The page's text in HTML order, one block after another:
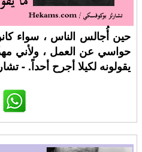
حين أُجالس الناس ، سواء
حواسي عن العمل ، ولأني
يقولونه لكيلا أجرح أحداً. -